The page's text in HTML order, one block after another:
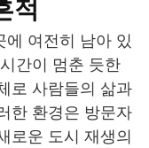
적
여전히 남아 있
간이 멈춘 듯한
로 사람들의 삶과
한 환경은 방문자
로운 도시 재생의